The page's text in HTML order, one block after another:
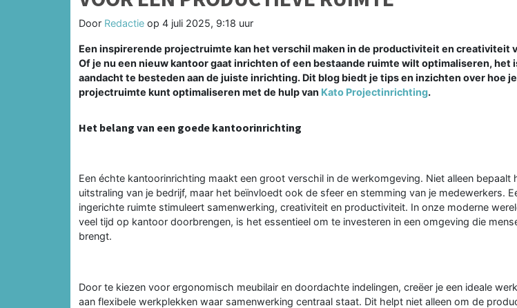
Door Redactie op 4 juli 2025, 9:18 uur
Een inspirerende projectruimte kan het verschil maken in de productiviteit en creativiteit
Of je nu een nieuw kantoor gaat inrichten of een bestaande ruimte wilt optimaliseren, het
aandacht te besteden aan de juiste inrichting. Dit blog biedt je tips en inzichten over hoe
projectruimte kunt optimaliseren met de hulp van Kato Projectinrichting.
Het belang van een goede kantoorinrichting
Een échte kantoorinrichting maakt een groot verschil in de werkomgeving. Niet alleen bepaalt
uitstraling van je bedrijf, maar het beïnvloedt ook de sfeer en stemming van je medewerkers.
ingerichte ruimte stimuleert samenwerking, creativiteit en productiviteit. In onze moderne
veel tijd op kantoor doorbrengen, is het essentieel om te investeren in een omgeving die
brengt.
Door te kiezen voor ergonomisch meubilair en doordachte indelingen, creëer je een ideale
aan flexibele werkplekken waar samenwerking centraal staat. Dit helpt niet alleen om de